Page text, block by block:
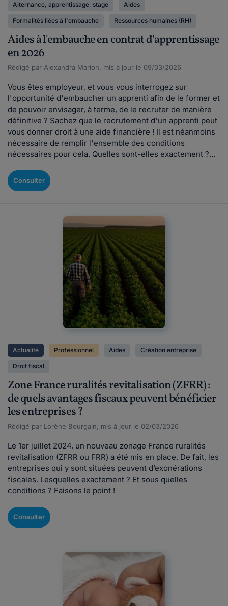
Alternance, apprentissage, stage Aides
Formalités liées à l'embauche Ressources humaines (RH)
Aides à l'embauche en contrat d'apprentissage
en 2026
Rédigé par Alexandra Marion, mis à jour le 09/03/2026
Vous êtes employeur, et vous vous interrogez sur
l'opportunité d'embaucher un apprenti afin de le former et
de pouvoir envisager, à terme, de le recruter de manière
définitive ? Sachez que le recrutement d'un apprenti peut
vous donner droit à une aide financière ! Il est néanmoins
nécessaire de remplir l'ensemble des conditions
nécessaires pour cela. Quelles sont-elles exactement ?...
Consulter
Actualité Professionnel Aides Création entreprise
Droit fiscal
Zone France ruralités revitalisation (ZFRR) :
de quels avantages fiscaux peuvent bénéficier
les entreprises ?
Rédigé par Lorène Bourgain, mis à jour le 02/03/2026
Le 1er juillet 2024, un nouveau zonage France ruralités
revitalisation (ZFRR ou FRR) a été mis en place. De fait, les
entreprises qui y sont situées peuvent d’exonérations
fiscales. Lesquelles exactement ? Et sous quelles
conditions ? Faisons le point !
Consulter